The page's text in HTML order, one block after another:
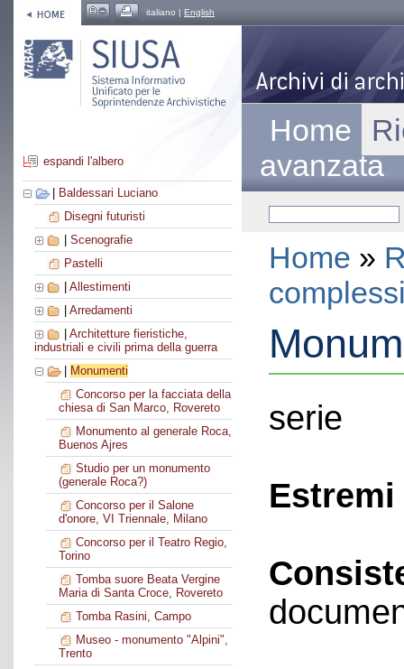
italiano | English
espandi l'albero
Baldessari Luciano
Disegni futuristi
Scenografie
Pastelli
Allestimenti
Arredamenti
Architetture fieristiche,
industriali e civili prima della guerra
Monumenti
Concorso per la facciata della
chiesa di San Marco, Rovereto
Monumento al generale Roca,
Buenos Ajres
Studio per un monumento
(generale Roca?)
Concorso per il Salone
d'onore, VI Triennale, Milano
Concorso per il Teatro Regio,
Torino
Tomba suore Beata Vergine
Maria di Santa Croce, Rovereto
Tomba Rasini, Campo
Museo - monumento "Alpini",
Trento
Home
avanzata
Home »
serie